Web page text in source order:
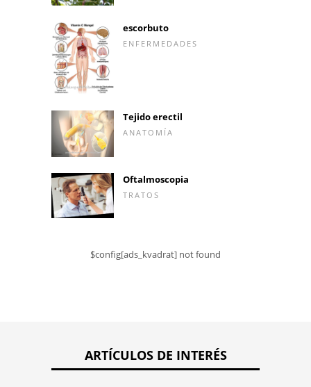
escorbuto
ENFERMEDADES
Tejido erectil
ANATOMÍA
Oftalmoscopia
TRATOS
$config[ads_kvadrat] not found
ARTÍCULOS DE INTERÉS